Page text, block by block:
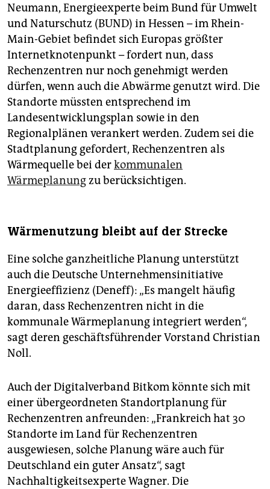
Neumann, Energieexperte beim Bund für Umwelt
und Naturschutz (BUND) in Hessen – im Rhein-
Main-Gebiet befindet sich Europas größter
Internetknotenpunkt – fordert nun, dass
Rechenzentren nur noch genehmigt werden
dürfen, wenn auch die Abwärme genutzt wird. Die
Standorte müssten entsprechend im
Landesentwicklungsplan sowie in den
Regionalplänen verankert werden. Zudem sei die
Stadtplanung gefordert, Rechenzentren als
Wärmequelle bei derkommunalen
Wärmeplanungzu berücksichtigen.
Wärmenutzung bleibt auf der Strecke
Eine solche ganzheitliche Planung unterstützt
auch die Deutsche Unternehmensinitiative
Energieeffizienz (Deneff): „Es mangelt häufig
daran, dass Rechenzentren nicht in die
kommunale Wärmeplanung integriert werden“,
sagt deren geschäftsführender Vorstand Christian
Noll.
Auch der Digitalverband Bitkom könnte sich mit
einer übergeordneten Standortplanung für
Rechenzentren anfreunden: „Frankreich hat 30
Standorte im Land für Rechenzentren
ausgewiesen, solche Planung wäre auch für
Deutschland ein guter Ansatz“, sagt
Nachhaltigkeitsexperte Wagner. Die